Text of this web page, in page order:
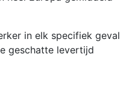
in elk specifiek geval
geschatte levertijd